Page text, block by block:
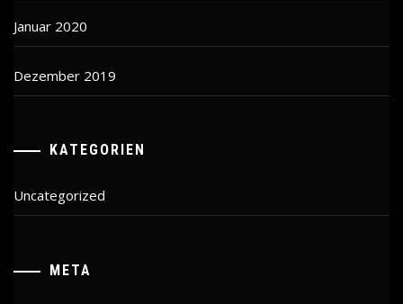
Januar 2020
Dezember 2019
KATEGORIEN
Uncategorized
META